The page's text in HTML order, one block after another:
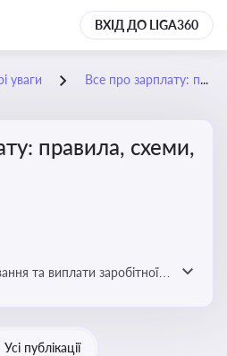
ВХІД ДО LIGA360
уваги Все про зарплату: правила, схеми, кейси
правила, схеми,
та виплати заробітної
зловживань
Усі публікації